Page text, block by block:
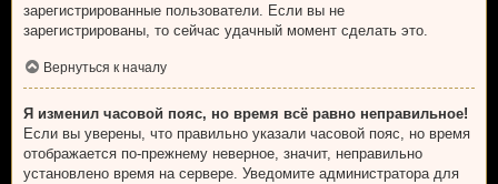
зарегистрированные пользователи. Если вы не
зарегистрированы, то сейчас удачный момент сделать это.
Вернуться к началу
Я изменил часовой пояс, но время всё равно неправильное!
Если вы уверены, что правильно указали часовой пояс, но время
отображается по-прежнему неверное, значит, неправильно
установлено время на сервере. Уведомите администратора для